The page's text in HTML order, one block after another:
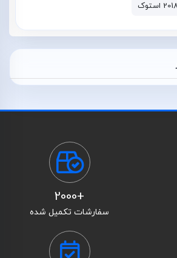
+2000
سفارشات تکمیل شده